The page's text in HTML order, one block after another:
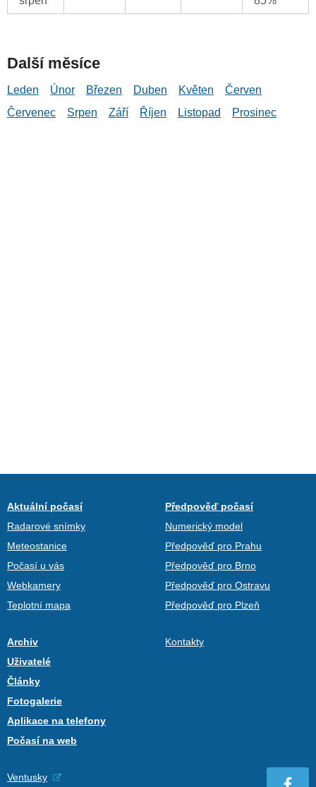
Další měsíce
Leden Únor Březen Duben Květen
Červen
Červenec
Srpen Září Říjen Listopad Prosinec
Aktuální počasí
Radarové snímky
Meteostanice
Počasí u vás
Webkamery
Teplotní mapa
Předpověď počasí
Numerický model
Předpověď pro Prahu
Předpověď pro Brno
Předpověď pro Ostravu
Předpověď pro Plzeň
Archiv
Uživatelé
Články
Fotogalerie
Aplikace na telefony
Počasí na web
Kontakty
Ventusky